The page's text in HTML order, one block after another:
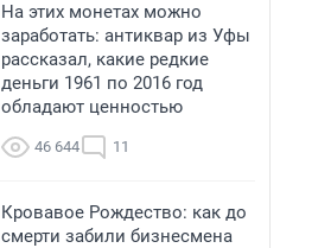
На этих монетах можно
заработать: антиквар из Уфы
рассказал, какие редкие
деньги 1961 по 2016 год
обладают ценностью
46 644 11
Кровавое Рождество: как до
смерти забили бизнесмена